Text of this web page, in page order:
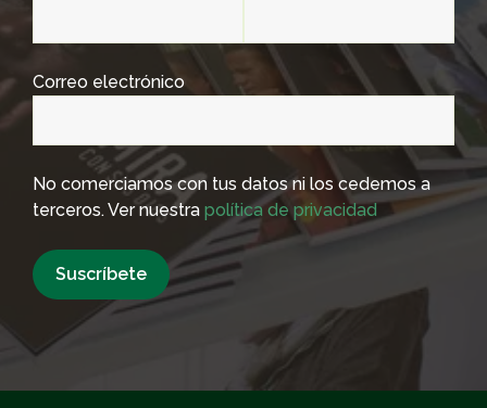
Correo electrónico
No comerciamos con tus datos ni los cedemos a
terceros. Ver nuestra política de privacidad